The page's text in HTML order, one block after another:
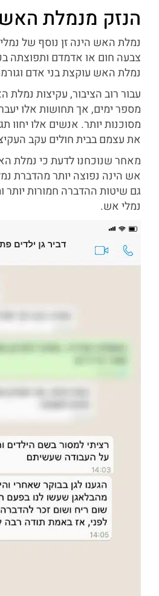
הנזק מנמלת האש
נמלת האש הינה זן נוסף של
צבעה חום או אדמדם ותפוצתה
נמלת האש עוקצת בני אדם
עבור רוב הציבור, עקיצות
מספר ימים, אך תחושות אלו
מסוכנות יותר. אנשים אלו
את עצמם בבית חולים עקב
מאחר שנוכחנו לדעת כי נמלת
אש הינה נפוצה יותר מהדברת
גם שיטות ההדברה חמורות
נמלי אש.